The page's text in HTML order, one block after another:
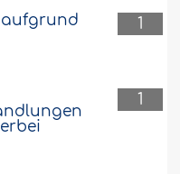
1
aufgrund
1